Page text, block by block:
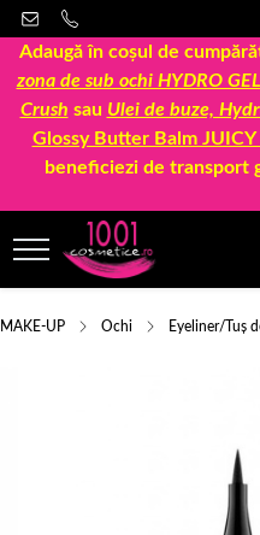
Adaugă în coșul de
zona de sub ochi HYDRO GEL
Crush sau Ulei de buze,
Glossy Butter Balm
beneficiezi de transport
MAKE-UP Ochi Eyeliner/Tuș